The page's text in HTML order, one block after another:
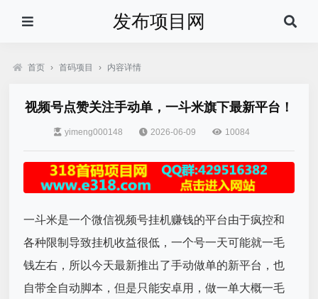
发布项目网
首页 › 首码项目 › 内容详情
视频号点赞关注手动单，一斗米旗下最新平台！
yimeng000148 2026-06-09 10084
一斗米是一个微信视频号挂机赚钱的平台由于疯控和
各种限制导致挂机收益很低，一个号一天可能就一毛
钱左右，所以今天最新推出了手动做单的新平台，也
自带全自动脚本，但是只能安卓用，做一单大概一毛